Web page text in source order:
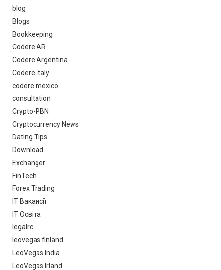
blog
Blogs
Bookkeeping
Codere AR
Codere Argentina
Codere Italy
codere mexico
consultation
Crypto-PBN
Cryptocurrency News
Dating Tips
Download
Exchanger
FinTech
Forex Trading
IT Вакансії
IT Освіта
legalrc
leovegas finland
LeoVegas India
LeoVegas Irland